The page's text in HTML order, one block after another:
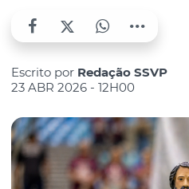
Escrito por Redação SSVP
23 ABR 2026 - 12H00